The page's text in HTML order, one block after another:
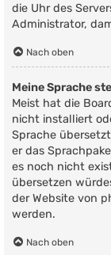
die Uhr des
Administrator,
Nach oben
Meine Sprache
Meist hat die
nicht installiert
Sprache
er das
es noch nicht
übersetzen
der Website von
werden.
Nach oben